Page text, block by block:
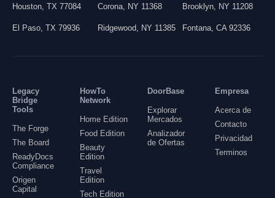
Houston TX 77084 Corona, NY 11368 Brooklyn NY 11208
El Paso TX 79936 Ridgewood, NY 11385 Fontana ,CA 92336
Legacy
Bridge
Tools
The Forge
The Board
ReadyDocs
Compliance
Origen
Capital
HowTo
Network
Home Edition
Food Edition
Beauty
Edition
Travel
Edition
Tech Edition
DoorBase
Explorar
Mercados
Analizador
de Ofertas
Empresa
Acerca de
Contacto
Privacidad
Terminos